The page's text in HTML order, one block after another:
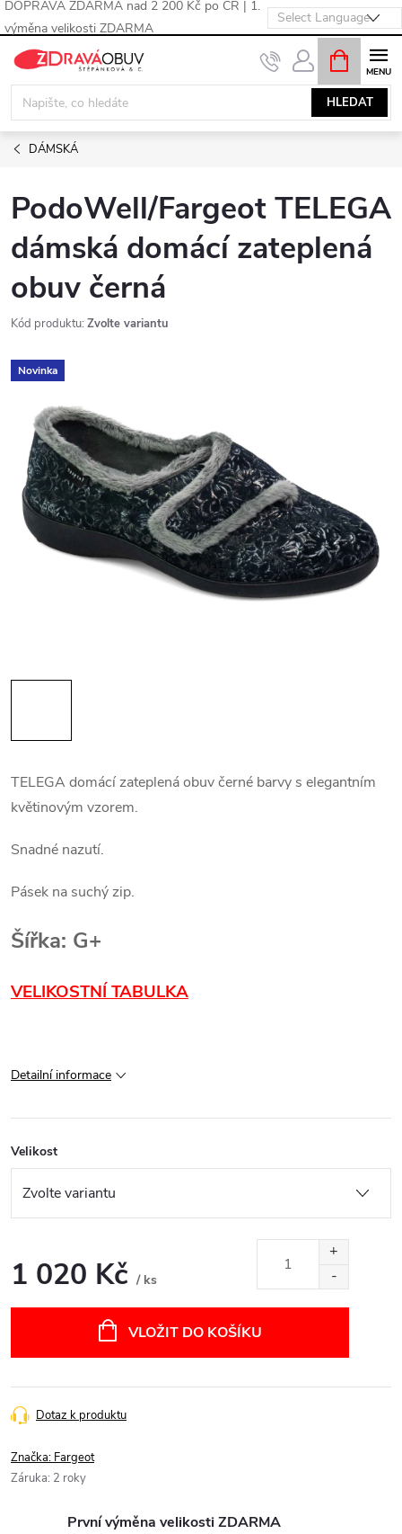
DOPRAVA ZDARMA nad 2 200 Kč po ČR | 1.
výměna velikosti ZDARMA
Přejít
obsah
HLEDAT
NÁKUPNÍ
KOŠÍK
DÁMSKÁ
PodoWell/Fargeot TELEGA
dámská domácí zateplená
obuv černá
Kód produktu: Zvolte variantu
Novinka
TELEGA domácí zateplená obuv černé barvy s elegantním
květinovým vzorem.
Snadné nazutí.
Pásek na suchý zip.
Šířka: G+
VELIKOSTNÍ TABULKA
Detailní informace
Velikost
1 020 Kč / ks
VLOŽIT DO KOŠÍKU
Dotaz k produktu
Značka: Fargeot
Záruka: 2 roky
První výměna velikosti ZDARMA